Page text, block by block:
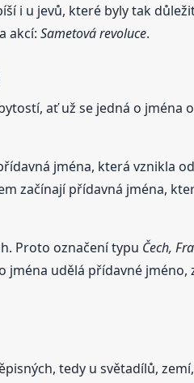
i u jevů, které byly tak
akcí: Sametová revoluce.
ať už se jedná o
jména, která vznikla
začínají přídavná jména,
Proto označení typu Čech,
udělá přídavné
tedy u světadílů,